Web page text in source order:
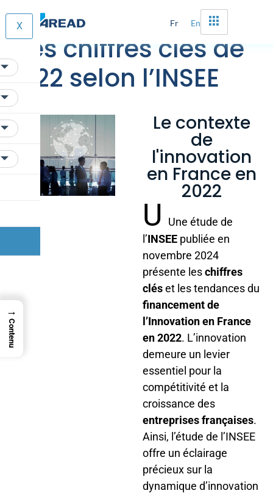
Fr En
X
Innovation en France
: Les chiffres clés de
2022 selon l’INSEE
Le contexte
de
l'innovation
en France en
2022
U
Une étude de
l’INSEE publiée en
novembre 2024
présente leschiffres
cléset les tendances du
financement de
l’Innovation en France
en 2022. L’innovation
demeure un levier
essentiel pour la
compétitivité et la
croissance des
entreprises françaises.
Ainsi, l’étude de l’INSEE
offre un éclairage
précieux sur la
dynamique d’innovation
→
Contenu